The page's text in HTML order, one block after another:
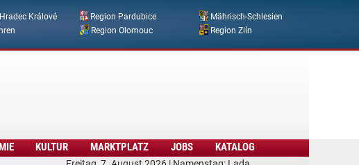
Králové Region Pardubice
Mährisch-Schlesien
Region Olomouc Region Zlín
KULTUR MARKTPLATZ JOBS KATALOG